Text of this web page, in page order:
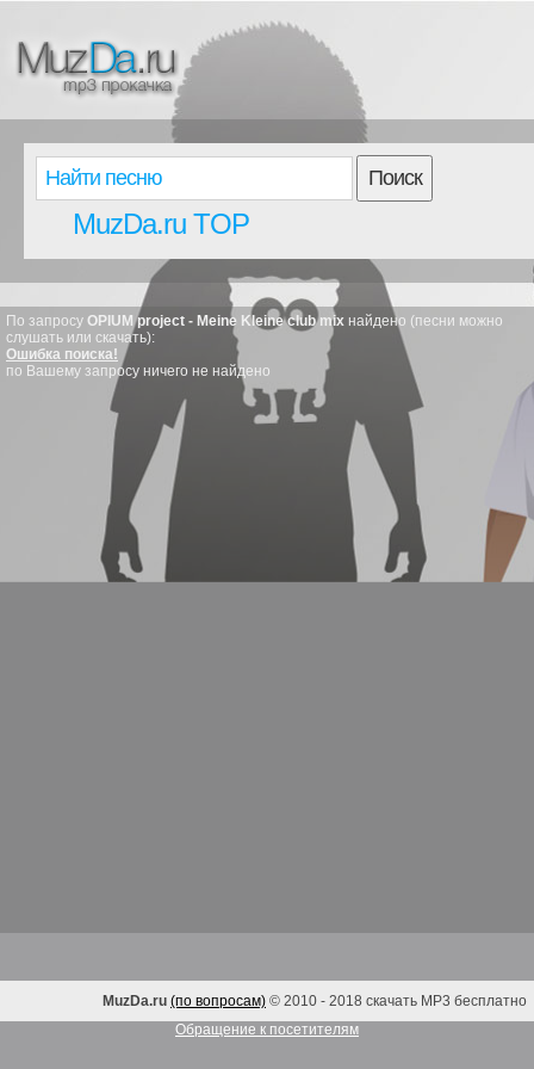
Поиск
MuzDa.ru TOP
По запросу OPIUM project - Meine Kleine club mix найдено (песни можно
слушать или скачать):
Ошибка поиска!
по Вашему запросу ничего не найдено
MuzDa.ru (по вопросам) © 2010 - 2018 скачать MP3 бесплатно
Обращение к посетителям